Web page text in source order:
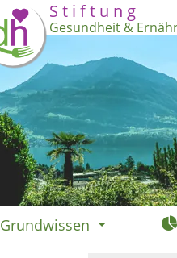
S t i f t u n g
Gesundheit &
Grundwissen